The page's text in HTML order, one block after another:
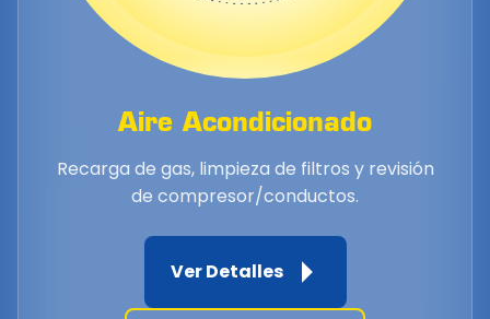
Aire Acondicionado
Recarga de gas, limpieza de filtros y revisión
de compresor/conductos.
Ver Detalles